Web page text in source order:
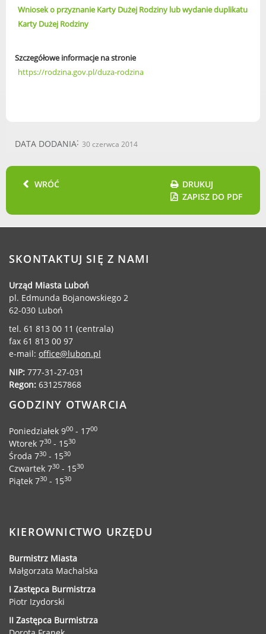
POZOSTAŁE
Niepełnosprawnych
Zakład Ubezpieczeń Społecznych
Polskiej Akademii Nauk
Wielkopolski Park Narodowy
Muzeum Narodowe Rolnictwa i
Państwowe Gospodarstwo Wodne
Wody Polskie
KONTAKT
Dane adresowe, wydziały i sprawy
Wniosek o przyznanie Karty Dużej Rodziny lub wydanie duplikatu
Karty Dużej Rodziny
Szczegółowe informacje na stronie
https://rodzina.gov.pl/duza-rodzina
DATA DODANIA 30 czerwca 2014
WRÓĆ
DRUKUJ
ZAPISZ DO PDF
SKONTAKTUJ SIĘ Z NAMI
Urząd Miasta Luboń
pl. Edmunda Bojanowskiego 2
62-030 Luboń
tel. 61 813 00 11 (centrala)
fax 61 813 00 97
e-mail: office@lubon.pl
NIP: 777-31-27-031
Regon: 631257868
GODZINY OTWARCIA
Poniedziałek 900 - 1700
Wtorek 730 - 1530
Środa 730 - 1530
Czwartek 730 - 1530
Piątek 730 - 1530
KIEROWNICTWO URZĘDU
Burmistrz Miasta
Małgorzata Machalska
I Zastępca Burmistrza
Piotr Izydorski
II Zastępca Burmistrza